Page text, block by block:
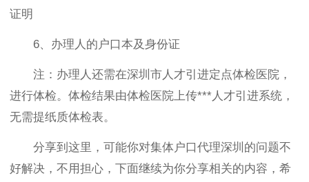
证明
6、办理人的户口本及身份证
注：办理人还需在深圳市人才引进定点体检医院，
进行体检。体检结果由体检医院上传***人才引进系统，
无需提纸质体检表。
分享到这里，可能你对集体户口代理深圳的问题不
好解决，不用担心，下面继续为你分享相关的内容，希